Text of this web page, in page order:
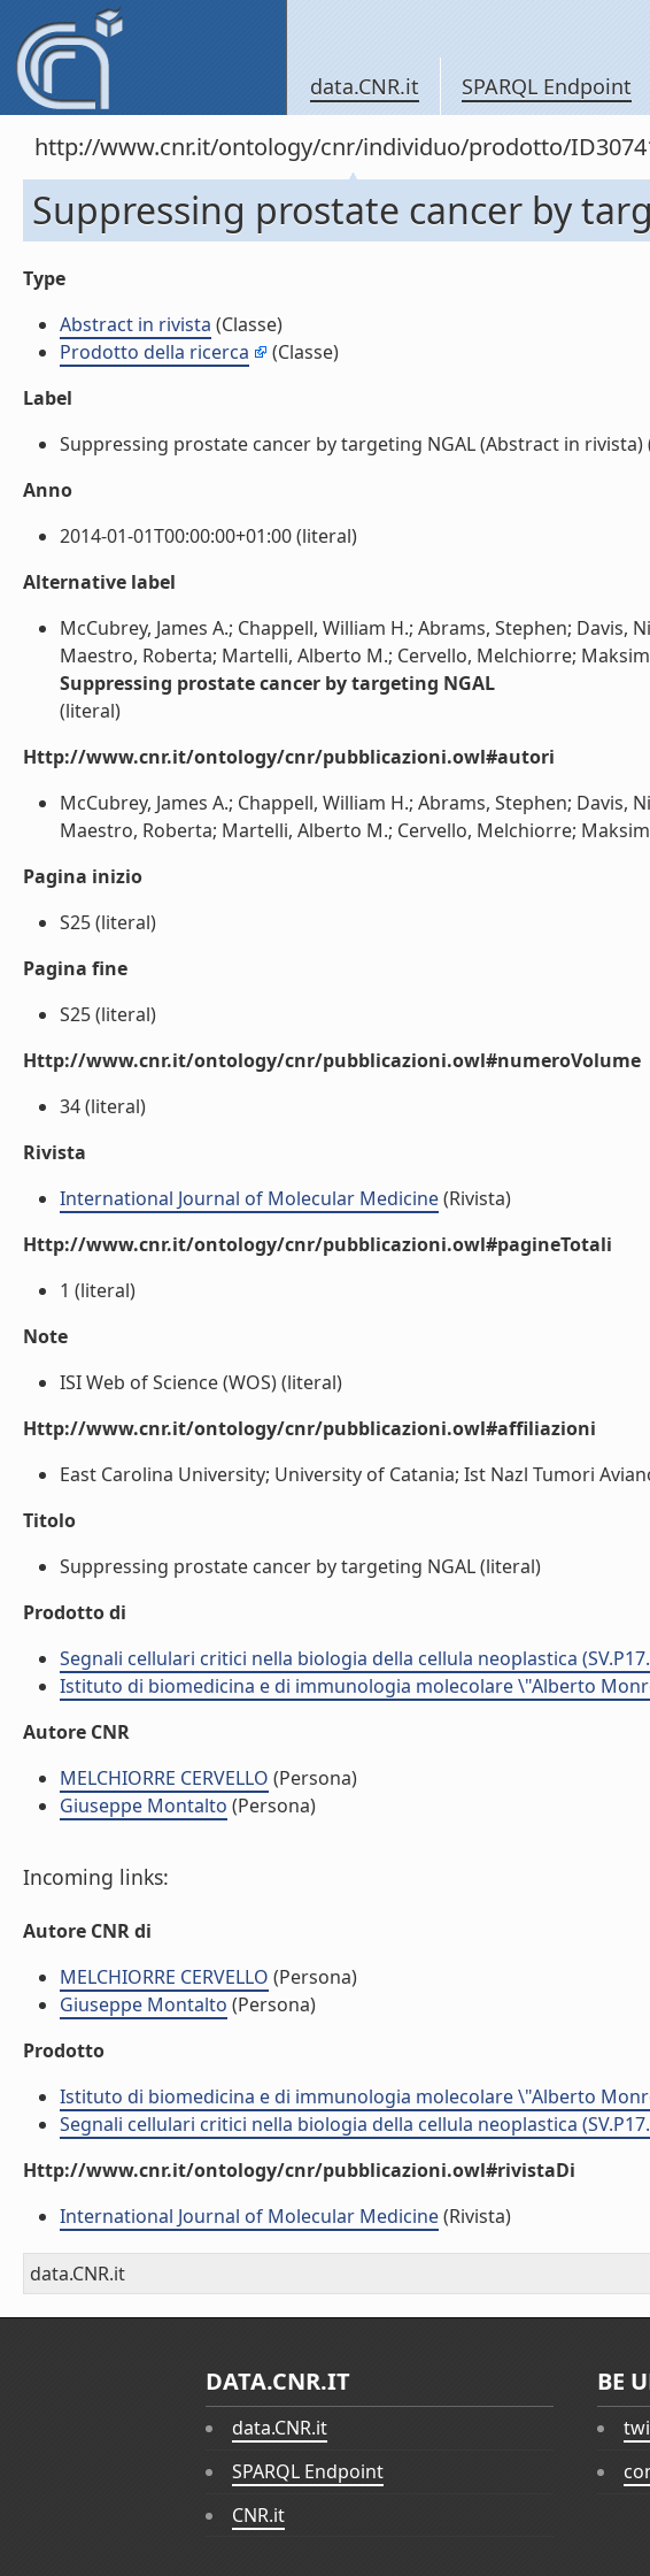
data.CNR.it SPARQL Endpoint
http://www.cnr.it/ontology/cnr/individuo/prodotto/
Suppressing prostate cancer by
Type
Abstract in rivista (Classe)
Prodotto della ricerca
(Classe)
Label
Suppressing prostate cancer by targeting NGAL (Abstract in rivista)
Anno
2014-01-01T00:00:00+01:00 (literal)
Alternative label
McCubrey, James A.; Chappell, William H.; Abrams, Stephen;
Maestro, Roberta; Martelli, Alberto M.; Cervello, Melchiorre;
Suppressing prostate cancer by targeting NGAL
(literal)
Http://www.cnr.it/ontology/cnr/pubblicazioni.owl#autori
McCubrey, James A.; Chappell, William H.; Abrams, Stephen;
Maestro, Roberta; Martelli, Alberto M.; Cervello, Melchiorre;
Pagina inizio
S25 (literal)
Pagina fine
S25 (literal)
Http://www.cnr.it/ontology/cnr/pubblicazioni.owl#numeroVolume
34 (literal)
Rivista
International Journal of Molecular Medicine(Rivista)
Http://www.cnr.it/ontology/cnr/pubblicazioni.owl#pagineTotali
1 (literal)
Note
ISI Web of Science (WOS) (literal)
Http://www.cnr.it/ontology/cnr/pubblicazioni.owl#affiliazioni
East Carolina University; University of Catania; Ist Nazl Tumori
Titolo
Suppressing prostate cancer by targeting NGAL (literal)
Prodotto di
Segnali cellulari critici nella biologia della cellula neoplastica
Istituto di biomedicina e di immunologia molecolare \"Alberto
Autore CNR
MELCHIORRE CERVELLO (Persona)
Giuseppe Montalto (Persona)
Incoming links:
Autore CNR di
MELCHIORRE CERVELLO (Persona)
Giuseppe Montalto (Persona)
Prodotto
Istituto di biomedicina e di immunologia molecolare \"Alberto
Segnali cellulari critici nella biologia della cellula neoplastica
Http://www.cnr.it/ontology/cnr/pubblicazioni.owl#rivistaDi
International Journal of Molecular Medicine(Rivista)
data.CNR.it
DATA.CNR.IT
data.CNR.it
SPARQL Endpoint
CNR.it
BE